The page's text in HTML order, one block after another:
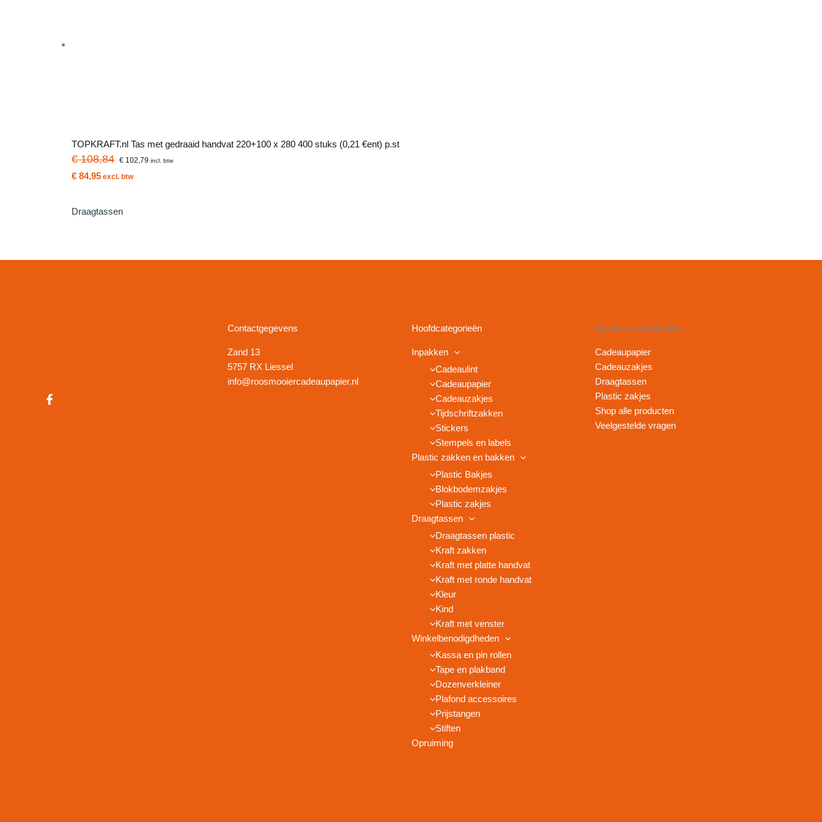
TOPKRAFT.nl Tas met gedraaid handvat 220+100 x 280 400 stuks (0,21 €ent) p.st
€ 108,84 € 102,79 incl. btw
€ 84,95 excl. btw
Draagtassen
Contactgegevens
Zand 13
5757 RX Liessel
info@roosmooiercadeaupapier.nl
Hoofdcategorieën
Inpakken
Cadeaulint
Cadeaupapier
Cadeauzakjes
Tijdschriftzakken
Stickers
Stempels en labels
Plastic zakken en bakken
Plastic Bakjes
Blokbodemzakjes
Plastic zakjes
Draagtassen
Draagtassen plastic
Kraft zakken
Kraft met platte handvat
Kraft met ronde handvat
Kleur
Kind
Kraft met venster
Winkelbenodigdheden
Kassa en pin rollen
Tape en plakband
Dozenverkleiner
Plafond accessoires
Prijstangen
Stiften
Opruiming
Populaire categorieën
Cadeaupapier
Cadeauzakjes
Draagtassen
Plastic zakjes
Shop alle producten
Veelgestelde vragen